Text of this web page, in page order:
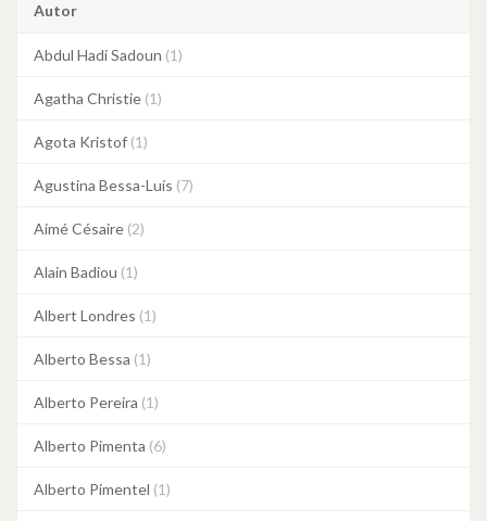
Autor
Abdul Hadi Sadoun (1)
Agatha Christie (1)
Agota Kristof (1)
Agustina Bessa-Luís (7)
Aimé Césaire (2)
Alain Badiou (1)
Albert Londres (1)
Alberto Bessa (1)
Alberto Pereira (1)
Alberto Pimenta (6)
Alberto Pimentel (1)